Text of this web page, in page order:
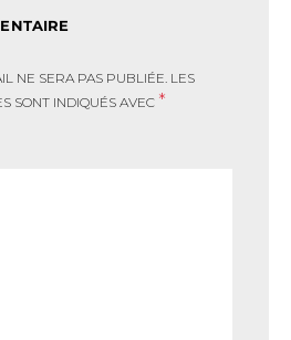
NE SERA PAS PUBLIÉE. LES
SONT INDIQUÉS AVEC *